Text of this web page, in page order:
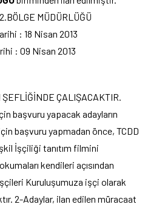
MÜDÜRLÜĞÜ
: 18 Nisan 2013
: 09 Nisan 2013
ÇALIŞACAKTIR.
başvuru yapacak adayların
başvuru yapmadan önce, TCDD
İşçiliği tanıtım filmini
kendileri açısından
Kuruluşumuza işçi olarak
2-Adaylar, ilan edilen müracaat